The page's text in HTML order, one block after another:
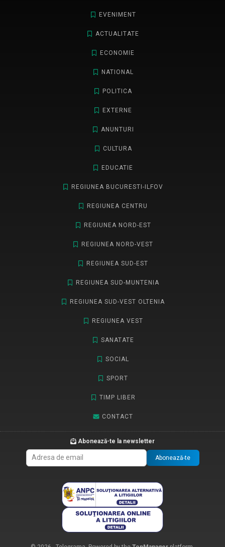
EVENIMENT
ACTUALITATE
ECONOMIE
NATIONAL
POLITICA
EXTERNE
ANUNTURI
CULTURA
EDUCATIE
REGIUNEA BUCURESTI-ILFOV
REGIUNEA CENTRU
REGIUNEA NORD-EST
REGIUNEA NORD-VEST
REGIUNEA SUD-EST
REGIUNEA SUD-MUNTENIA
REGIUNEA SUD-VEST OLTENIA
REGIUNEA VEST
SANATATE
SOCIAL
SPORT
TIMP LIBER
CONTACT
Abonează-te la newsletter
Abonează-te